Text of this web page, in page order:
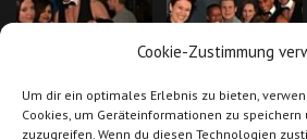
Cookie-Zustimmung
Um dir ein optimales Erlebnis zu bieten,
Cookies, um Geräteinformationen zu
zuzugreifen. Wenn du diesen Technologien